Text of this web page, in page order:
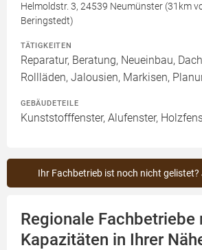
Helmoldstr. 3, 24539 Neumünster (31km
Beringstedt)
TÄTIGKEITEN
Reparatur, Beratung, Neueinbau,
Rollläden, Jalousien, Markisen,
GEBÄUDETEILE
Kunststofffenster, Alufenster,
Ihr Fachbetrieb ist noch nicht
Regionale Fachbetriebe
Kapazitäten in Ihrer